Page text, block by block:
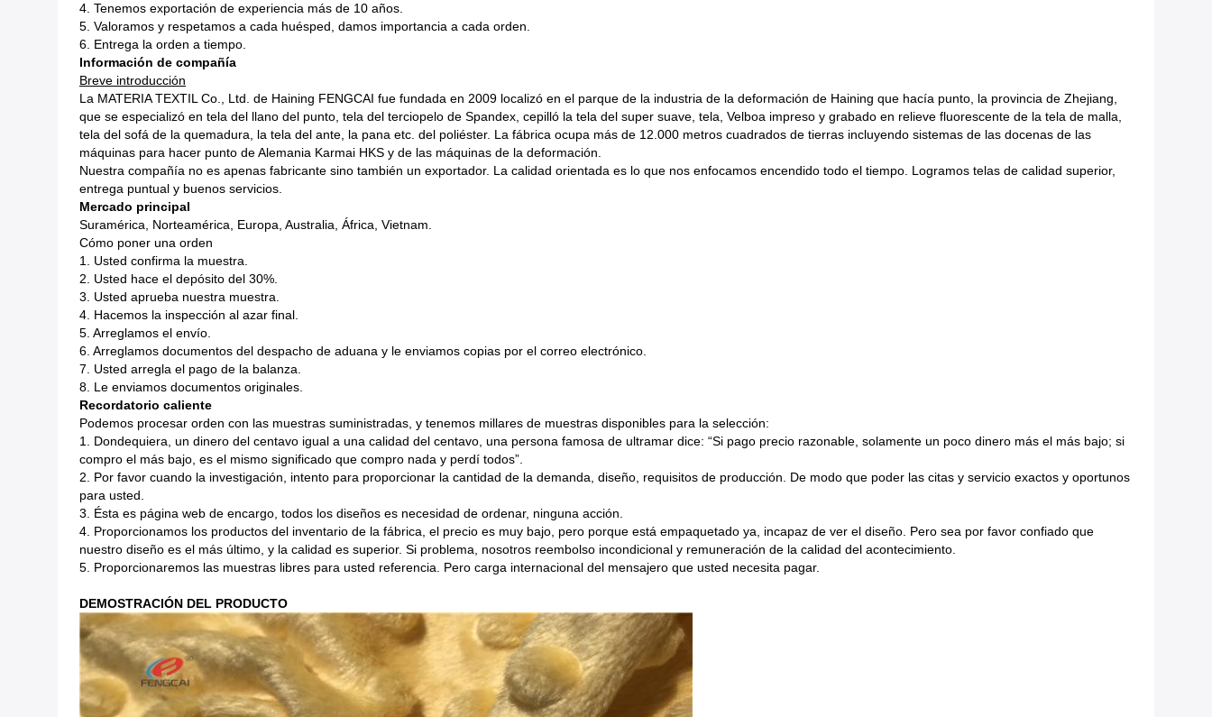
4. Tenemos exportación de experiencia más de 10 años.
5. Valoramos y respetamos a cada huésped, damos importancia a cada orden.
6. Entrega la orden a tiempo.
Información de compañía
Breve introducción
La MATERIA TEXTIL Co., Ltd. de Haining FENGCAI fue fundada en 2009 localizó en el parque de la industria de la deformación de Haining que hacía punto, la provincia de Zhejiang,
que se especializó en tela del llano del punto, tela del terciopelo de Spandex, cepilló la tela del super suave, tela, Velboa impreso y grabado en relieve fluorescente de la tela de malla,
tela del sofá de la quemadura, la tela del ante, la pana etc. del poliéster. La fábrica ocupa más de 12.000 metros cuadrados de tierras incluyendo sistemas de las docenas de las
máquinas para hacer punto de Alemania Karmai HKS y de las máquinas de la deformación.
Nuestra compañía no es apenas fabricante sino también un exportador. La calidad orientada es lo que nos enfocamos encendido todo el tiempo. Logramos telas de calidad superior,
entrega puntual y buenos servicios.
Mercado principal
Suramérica, Norteamérica, Europa, Australia, África, Vietnam.
Cómo poner una orden
1. Usted confirma la muestra.
2. Usted hace el depósito del 30%.
3. Usted aprueba nuestra muestra.
4. Hacemos la inspección al azar final.
5. Arreglamos el envío.
6. Arreglamos documentos del despacho de aduana y le enviamos copias por el correo electrónico.
7. Usted arregla el pago de la balanza.
8. Le enviamos documentos originales.
Recordatorio caliente
Podemos procesar orden con las muestras suministradas, y tenemos millares de muestras disponibles para la selección:
1. Dondequiera, un dinero del centavo igual a una calidad del centavo, una persona famosa de ultramar dice: “Si pago precio razonable, solamente un poco dinero más el más bajo; si
compro el más bajo, es el mismo significado que compro nada y perdí todos”.
2. Por favor cuando la investigación, intento para proporcionar la cantidad de la demanda, diseño, requisitos de producción. De modo que poder las citas y servicio exactos y oportunos
para usted.
3. Ésta es página web de encargo, todos los diseños es necesidad de ordenar, ninguna acción.
4. Proporcionamos los productos del inventario de la fábrica, el precio es muy bajo, pero porque está empaquetado ya, incapaz de ver el diseño. Pero sea por favor confiado que
nuestro diseño es el más último, y la calidad es superior. Si problema, nosotros reembolso incondicional y remuneración de la calidad del acontecimiento.
5. Proporcionaremos las muestras libres para usted referencia. Pero carga internacional del mensajero que usted necesita pagar.
DEMOSTRACIÓN DEL PRODUCTO